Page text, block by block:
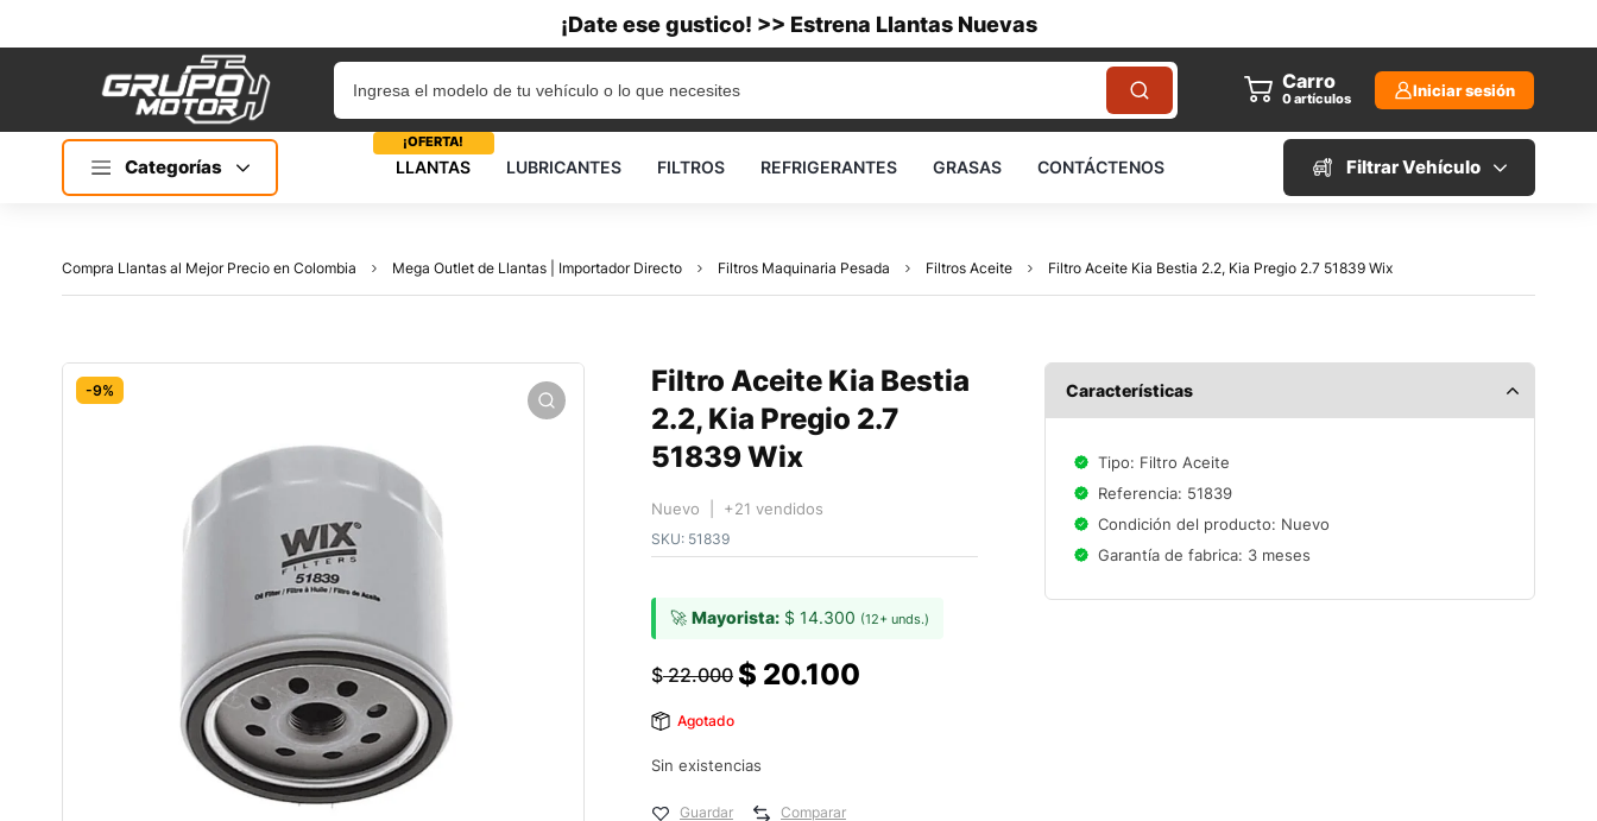
¡Date ese gustico! >> Estrena Llantas Nuevas
Carro
0artículos Iniciar sesión
Categorías LLANTAS
¡OFERTA!
LUBRICANTES FILTROS REFRIGERANTES GRASAS CONTÁCTENOS Filtrar Vehículo
Compra Llantas al Mejor Precio en Colombia Mega Outlet de Llantas | Importador Directo Filtros Maquinaria Pesada Filtros Aceite Filtro Aceite Kia Bestia 2.2, Kia Pregio 2.7 51839 Wix
-9%
Filtro Aceite Kia Bestia
2.2, Kia Pregio 2.7
51839 Wix
Nuevo | +21 vendidos
SKU: 51839
🚀 Mayorista: $ 14.300 (12+ unds.)
$22.000 $ 20.100
Agotado
Sin existencias
Guardar Comparar
Características
Tipo: Filtro Aceite
Referencia: 51839
Condición del producto: Nuevo
Garantía de fabrica: 3 meses